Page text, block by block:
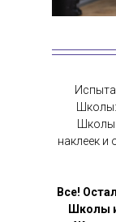
наклеек и
Все!
Школы